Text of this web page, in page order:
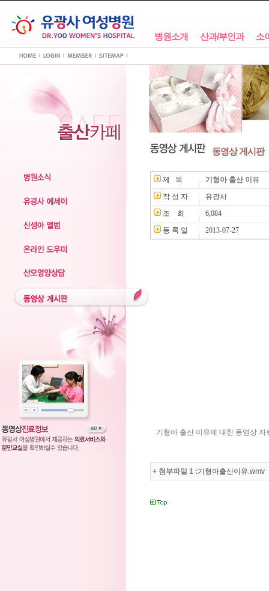
병원소개 산과/부인과 소
동영상 게시판
제 목
기형아 출산 이유
작 성 자
유광사
조 회
6,084
등 록 일
2013-07-27
기형아 출산 이유에 대한 동영상 자
+ 첨부파일 1 :기형아출산이유.wmv